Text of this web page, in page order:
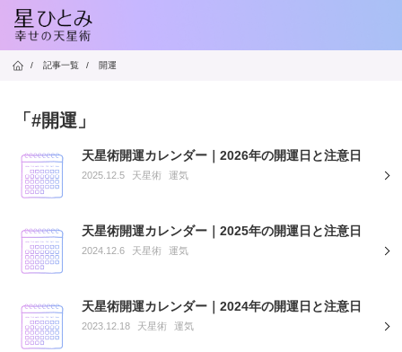
/ 記事一覧 / 開運
「#開運」
天星術開運カレンダー｜2026年の開運日と注意日
2025.12.5 天星術 運気
天星術開運カレンダー｜2025年の開運日と注意日
2024.12.6 天星術 運気
天星術開運カレンダー｜2024年の開運日と注意日
2023.12.18 天星術 運気